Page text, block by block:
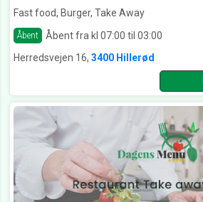
Fast food, Burger, Take Away
Åbent Åbent fra kl 07:00 til 03:00
Herredsvejen 16, 3400 Hillerød